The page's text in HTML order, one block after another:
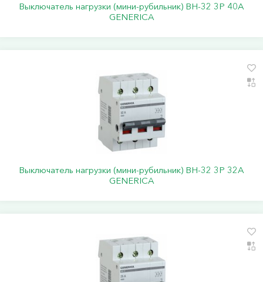
Выключатель нагрузки (мини-рубильник) ВН-32 3Р 40А
GENERICA
Выключатель нагрузки (мини-рубильник) ВН-32 3Р 32А
GENERICA